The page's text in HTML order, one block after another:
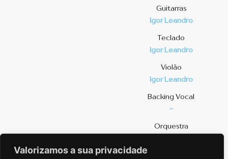
Valorizamos a sua privacidade
Guitarras
Igor Leandro
Teclado
Igor Leandro
Violão
Igor Leandro
⁠Backing Vocal
-
Orquestra